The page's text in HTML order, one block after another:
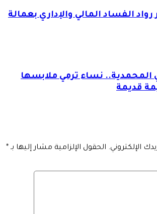
الفساد المالي والإداري بعمالة
المحمدية.. نساء ترمي ملابسها
قديمة
الإلكتروني. الحقول الإلزامية مشار إليها بـ *